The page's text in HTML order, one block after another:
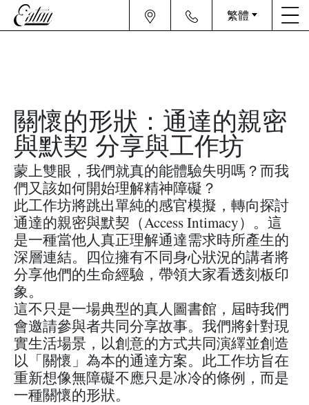
繁體
關懷的形狀：通達的親密
與默契 分享與工作坊
蒙上雙眼，我們就真的能體驗失明嗎？而我
們又該如何開始理解精神障礙？
此工作坊將跳出單純的感官模擬，轉向探討
通達的親密與默契（Access Intimacy）。這
是一種當他人真正理解通達需求時所產生的
深層連結。四位擁有不同身心狀況的講者將
分享他們的生命經驗，帶領大家看透刻板印
象。
這不只是一場典型的真人圖書館，屆時我們
會邀請參與者共同分享故事。我們將針對現
實生活場景，以創意的方式共同演繹並創造
以「關懷」為本的通達方案。此工作坊旨在
重新想像無障礙不應只是冰冷的條例，而是
一種關懷的形狀。